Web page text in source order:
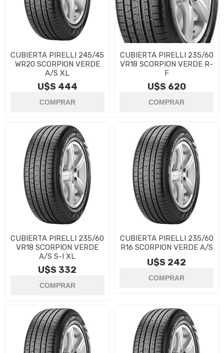
CUBIERTA PIRELLI 245/45
WR20 SCORPION VERDE
A/S XL
U$S 444
CUBIERTA PIRELLI 235/60
VR18 SCORPION VERDE R-
F
U$S 620
CUBIERTA PIRELLI 235/60
VR18 SCORPION VERDE
A/S S-I XL
U$S 332
CUBIERTA PIRELLI 235/60
R16 SCORPION VERDE A/S
U$S 242